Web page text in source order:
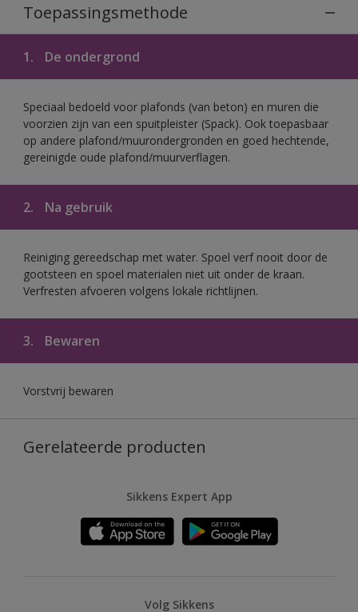
Toepassingsmethode
1. De ondergrond
Speciaal bedoeld voor plafonds (van beton) en muren die
voorzien zijn van een spuitpleister (Spack). Ook toepasbaar
op andere plafond/muurondergronden en goed hechtende,
gereinigde oude plafond/muurverflagen.
2. Na gebruik
Reiniging gereedschap met water. Spoel verf nooit door de
gootsteen en spoel materialen niet uit onder de kraan.
Verfresten afvoeren volgens lokale richtlijnen.
3. Bewaren
Vorstvrij bewaren
Gerelateerde producten
Sikkens Expert App
Volg Sikkens